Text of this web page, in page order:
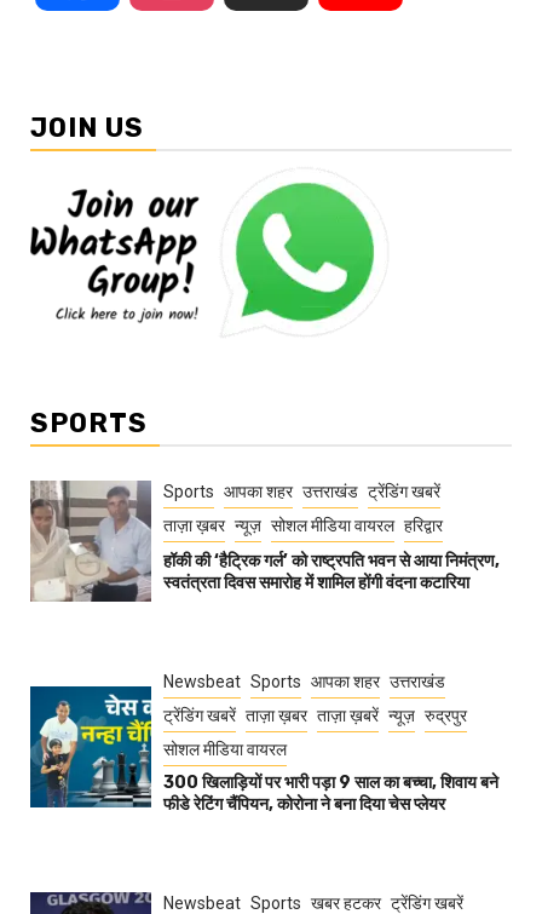
JOIN US
SPORTS
Sports आपका शहर उत्तराखंड ट्रेंडिंग खबरें
ताज़ा ख़बर न्यूज़ सोशल मीडिया वायरल हरिद्वार
हॉकी की ‘हैट्रिक गर्ल’ को राष्ट्रपति भवन से आया निमंत्रण,
स्वतंत्रता दिवस समारोह में शामिल होंगी वंदना कटारिया
Newsbeat Sports आपका शहर उत्तराखंड
ट्रेंडिंग खबरें ताज़ा ख़बर ताज़ा ख़बरें न्यूज़ रुद्रपुर
सोशल मीडिया वायरल
300 खिलाड़ियों पर भारी पड़ा 9 साल का बच्चा, शिवाय बने
फीडे रेटिंग चैंपियन, कोरोना ने बना दिया चेस प्लेयर
Newsbeat Sports खबर हटकर ट्रेंडिंग खबरें